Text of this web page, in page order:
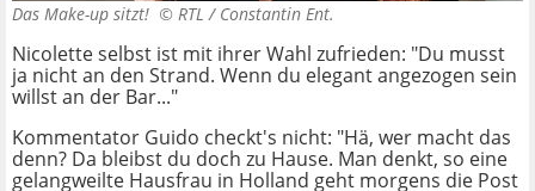
Das Make-up sitzt! © RTL / Constantin Ent.
Nicolette selbst ist mit ihrer Wahl zufrieden: "Du musst
ja nicht an den Strand. Wenn du elegant angezogen sein
willst an der Bar..."
Kommentator Guido checkt's nicht: "Hä, wer macht das
denn? Da bleibst du doch zu Hause. Man denkt, so eine
gelangweilte Hausfrau in Holland geht morgens die Post